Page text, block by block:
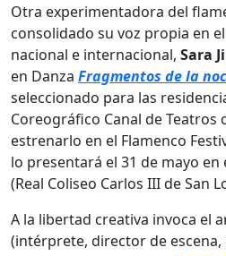
Otra experimentadora del
consolidado su voz propia en
nacional e internacional, Sara
en Danza Fragmentos dela
seleccionado para las
Coreográfico Canal de Teatros
estrenarlo en el Flamenco
lo presentará el 31 de mayo
(Real Coliseo Carlos III de San
A la libertad creativa invoca el
(intérprete, director de